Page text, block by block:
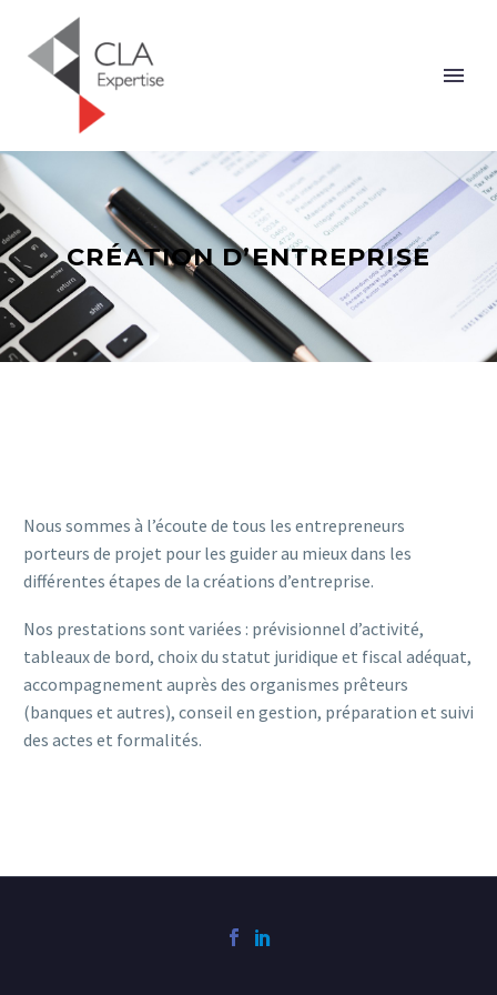
CRÉATION D’ENTREPRISE
Nous sommes à l’écoute de tous les entrepreneurs
porteurs de projet pour les guider au mieux dans les
différentes étapes de la créations d’entreprise.
Nos prestations sont variées : prévisionnel d’activité,
tableaux de bord, choix du statut juridique et fiscal adéquat,
accompagnement auprès des organismes prêteurs
(banques et autres), conseil en gestion, préparation et suivi
des actes et formalités.